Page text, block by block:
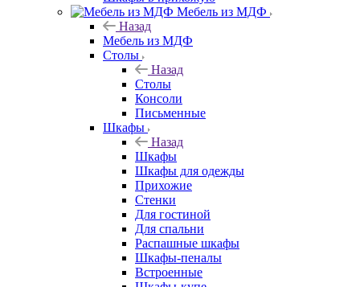
Мебель из МДФ
Назад
Мебель из МДФ
Столы
Назад
Столы
Консоли
Письменные
Шкафы
Назад
Шкафы
Шкафы для одежды
Прихожие
Стенки
Для гостиной
Для спальни
Распашные шкафы
Шкафы-пеналы
Встроенные